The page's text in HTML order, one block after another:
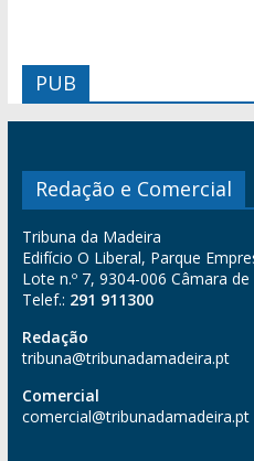
PUB
Redação e Comercial
Tribuna da Madeira
Edifício O Liberal, Parque
Lote n.º 7, 9304-006 Câmara
Telef.: 291 911300
Redação
tribuna@tribunadamadeira.pt
Comercial
comercial@tribunadamadeira.pt